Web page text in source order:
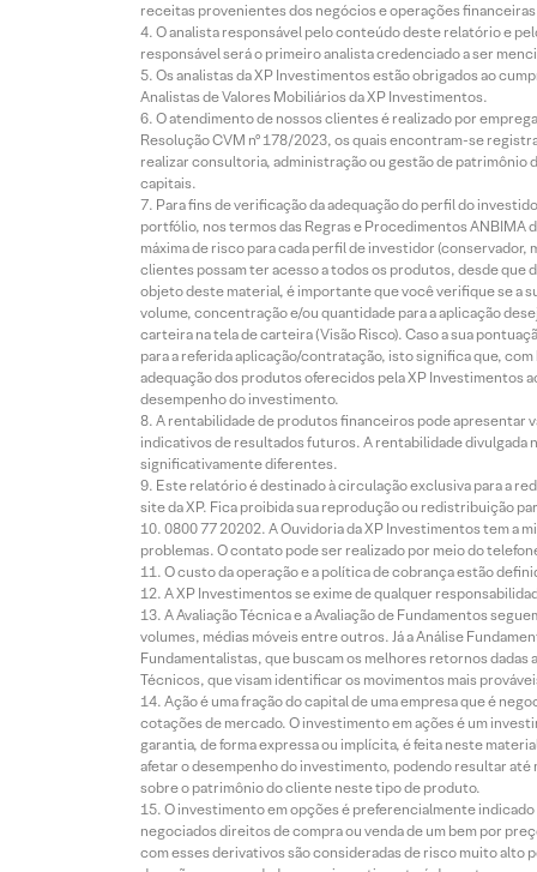
receitas provenientes dos negócios e operações
O analista responsável pelo conteúdo deste relatório e
responsável será o primeiro analista credenciado a ser
Os analistas da XP Investimentos estão obrigados ao
Analistas de Valores Mobiliários da XP Investimentos.
O atendimento de nossos clientes é realizado por
Resolução CVM nº 178/2023, os quais encontram-se
realizar consultoria, administração ou gestão de patrimônio
capitais.
Para fins de verificação da adequação do perfil do
portfólio, nos termos das Regras e Procedimentos
máxima de risco para cada perfil de investidor
clientes possam ter acesso a todos os produtos, desde que
objeto deste material, é importante que você verifique se a
volume, concentração e/ou quantidade para a aplicação
carteira na tela de carteira (Visão Risco). Caso a sua
para a referida aplicação/contratação, isto significa que,
adequação dos produtos oferecidos pela XP Investimentos
desempenho do investimento.
A rentabilidade de produtos financeiros pode apresentar
indicativos de resultados futuros. A rentabilidade divulgada
significativamente diferentes.
Este relatório é destinado à circulação exclusiva para a
site da XP. Fica proibida sua reprodução ou redistribuição
0800 77 20202. A Ouvidoria da XP Investimentos tem a
problemas. O contato pode ser realizado por meio do
O custo da operação e a política de cobrança estão
A XP Investimentos se exime de qualquer
A Avaliação Técnica e a Avaliação de Fundamentos
volumes, médias móveis entre outros. Já a Análise
Fundamentalistas, que buscam os melhores retornos
Técnicos, que visam identificar os movimentos mais
Ação é uma fração do capital de uma empresa que é
cotações de mercado. O investimento em ações é um
garantia, de forma expressa ou implícita, é feita neste
afetar o desempenho do investimento, podendo resultar
sobre o patrimônio do cliente neste tipo de produto.
O investimento em opções é preferencialmente
negociados direitos de compra ou venda de um bem por
com esses derivativos são consideradas de risco muito alto